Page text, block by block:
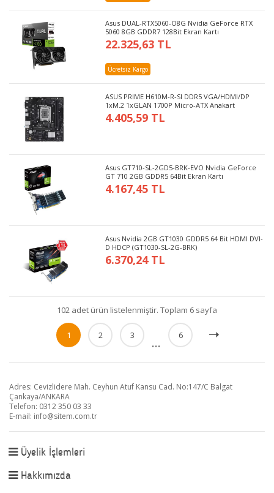
Asus DUAL-RTX5060-O8G Nvidia GeForce RTX
5060 8GB GDDR7 128Bit Ekran Kartı
22.325,63 TL
Ücretsiz Kargo
ASUS PRIME H610M-R-SI DDR5 VGA/HDMI/DP
1xM.2 1xGLAN 1700P Micro-ATX Anakart
4.405,59 TL
Asus GT710-SL-2GD5-BRK-EVO Nvidia GeForce
GT 710 2GB GDDR5 64Bit Ekran Kartı
4.167,45 TL
Asus Nvidia 2GB GT1030 GDDR5 64 Bit HDMI DVI-
D HDCP (GT1030-SL-2G-BRK)
6.370,24 TL
102 adet ürün listelenmiştir. Toplam 6 sayfa
1 2 3 ... 6
Adres: Cevizlidere Mah. Ceyhun Atuf Kansu Cad. No:147/C Balgat
Çankaya/ANKARA
Telefon: 0312 350 03 33
E-mail: info@sitem.com.tr
Üyelik İşlemleri
Hakkımızda